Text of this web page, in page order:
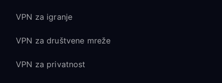
VPN za igranje
VPN za društvene mreže
VPN za privatnost